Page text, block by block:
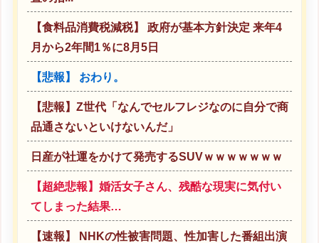
【食料品消費税減税】 政府が基本方針決定 来年4
月から2年間1％に8月5日
【悲報】 おわり。
【悲報】Z世代「なんでセルフレジなのに自分で商
品通さないといけないんだ」
日産が社運をかけて発売するSUVｗｗｗｗｗｗｗ
【超絶悲報】婚活女子さん、残酷な現実に気付い
てしまった結果…
【速報】 NHKの性被害問題、性加害した番組出演